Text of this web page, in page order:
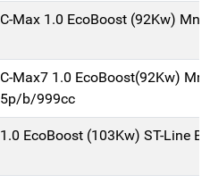
C-Max 1.0 EcoBoost (92Kw)
C-Max7 1.0 EcoBoost(92Kw)
5p/b/999cc
1.0 EcoBoost (103Kw) ST-Line